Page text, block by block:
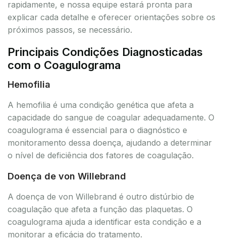
rapidamente, e nossa equipe estará pronta para
explicar cada detalhe e oferecer orientações sobre os
próximos passos, se necessário.
Principais Condições Diagnosticadas
com o Coagulograma
Hemofilia
A hemofilia é uma condição genética que afeta a
capacidade do sangue de coagular adequadamente. O
coagulograma é essencial para o diagnóstico e
monitoramento dessa doença, ajudando a determinar
o nível de deficiência dos fatores de coagulação.
Doença de von Willebrand
A doença de von Willebrand é outro distúrbio de
coagulação que afeta a função das plaquetas. O
coagulograma ajuda a identificar esta condição e a
monitorar a eficácia do tratamento.